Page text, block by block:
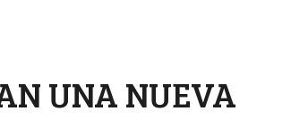
EL PASE A “SEMIS”
Y CANALLASUNA NUEVA